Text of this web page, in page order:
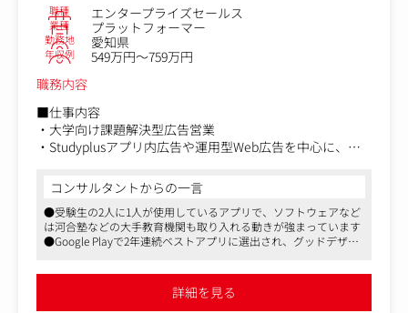
https://note.com/stmn_morikawa/n/n62c9d740ae06
今後はこのノウハウを活かし、企業内ショールームをはじ
めとした、多岐にわたる空間デザイン事業の拡大を本格化
させていきます。
築士の専門知識を持つ方を新たな仲間として募集します。
建築士としての視点とスキルを活かし、安全で機能的、そ
してデザイン性の高い空間づくりに共に挑戦していただけ
る方を求めています。
職種 エンタープライズセールス
業種 プラットフォーマー
勤務地 愛知県
年収例
549万円～759万円
職務内容
■仕事内容
・大学向け課題解決型広告営業
・Studyplusアプリ内広告や運用型Web広告を中心に、デ
・担当大学の入試広報施策に関するプロジェクトマネジメ
ント
■ポジションの魅力
・営業が顧客への提案から納品まで一気通貫で行うスタイ
を体現することが出来る
・営業先である学校法人の特徴として目の前の担当者様へ
コンサルタントからの一言
●受験生の2人に1人が使用しているアプリで、ソフトウェアなど
は河合塾などの大手教育機関も取り入れる動きが強まっています
●Google Playで2年連続ベストアプリに選出され、グッドデザイ
●フルフレックス制で働き方や時間の自由度は大きく、リモート
ワークも導入済みですので、柔軟に働ける環境が整っています
詳細を見る